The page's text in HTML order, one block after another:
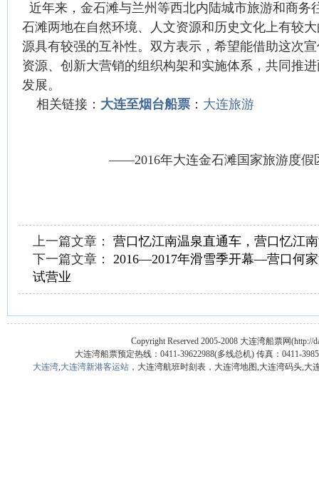
近年来，金石滩与兰州等西北内陆城市旅游和商务
石滩两地在自然环境、人文资源和历史文化上有较
源具有较强的互补性。双方表示，希望能借助这次
资源、创新大营销的组织构架和实施体系，共同推
发展。
相关链接： 大连至烟台船票 ： 大连旅游
——2016年大连金石滩国家旅游度假
上一篇文章： 营口忆江南温泉直通车，营口忆江
下一篇文章： 2016—2017年滑雪季开幕—营口何
试营业
Copyright Reserved 2005-2008 大连湾船票网
大连湾船票预定热线：0411-39622988(多线总机) 传真：0411-
大连湾,大连湾新港客运站 ，大连湾航班时刻表，大连湾地图,大连湾码头,